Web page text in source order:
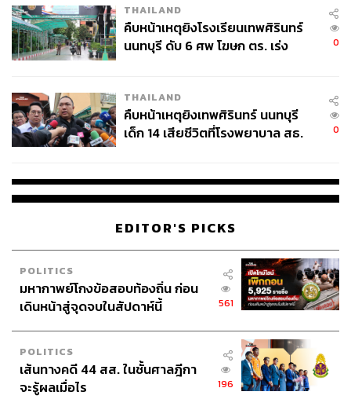
ในด้านงานออกแบบ line+ studio ได้แรงบันดาลใจมาจากเส้น
สายของภูเขาและการไหลของสายน้ำในภูมิประเทศของ
เงินขนาดใหญ่ที่ดูคล้ายคลื่นเคลื่อนไหว ให้ความรู้สึก
Futuristic และสะท้อนพลังของมูฟเมนต์และกีฬาไปพร้อมกัน
THAILAND
คืบหน้าเหตุยิงโรงเรียนเทพศิรินทร์
นนทบุรี ดับ 6 ศพ โฆษก ตร. เร่ง
0
THAILAND
คืบหน้าเหตุยิงเทพศิรินทร์ นนทบุรี
เด็ก 14 เสียชีวิตที่โรงพยาบาล สธ.
0
EDITOR'S PICKS
POLITICS
มหากาพย์โกงข้อสอบท้องถิ่น ก่อน
เดินหน้าสู่จุดจบในสัปดาห์นี้
561
POLITICS
เส้นทางคดี 44 สส. ในชั้นศาลฎีกา
จะรู้ผลเมื่อไร
196